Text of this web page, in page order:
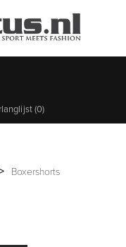
(0)
> Boxershorts